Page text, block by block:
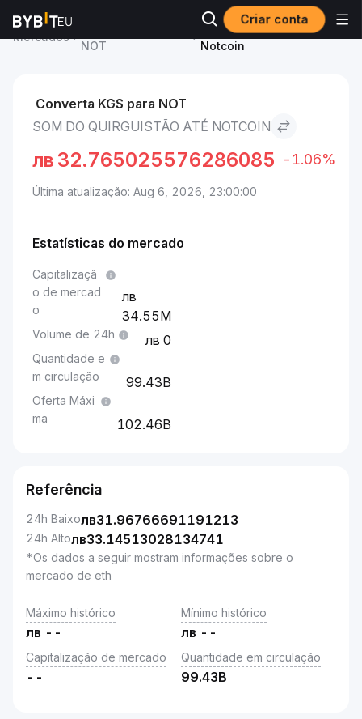
Criar conta
Mercados
NOT
Som do Quirguistão to
Notcoin
Converta KGS para NOT
SOM DO QUIRGUISTÃO ATÉ NOTCOIN
лв 32.765025576286085 -1.06%
Última atualização: Aug 6, 2026, 23:00:00
Estatísticas do mercado
Capitalizaçã
o de mercad
o
34.55M
Volume de 24h 0
Quantidade e
m circulação
99.43B
Oferta Máxi
ma
102.46B
Referência
24h Baixoлв31.96766691191213
24h Altoлв33.14513028134741
*Os dados a seguir mostram informações sobre o
mercado de eth
Máximo histórico
лв --
Mínimo histórico
лв --
Capitalização de mercado
--
Quantidade em circulação
99.43B